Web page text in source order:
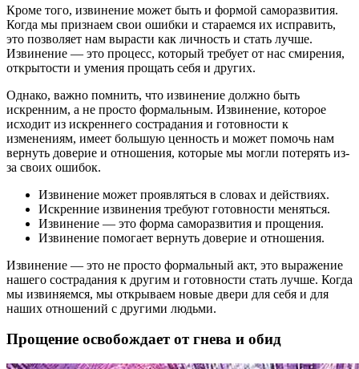
Кроме того, извинение может быть и формой саморазвития.
Когда мы признаем свои ошибки и стараемся их исправить,
это позволяет нам вырасти как личность и стать лучше.
Извинение — это процесс, который требует от нас смирения,
открытости и умения прощать себя и других.
Однако, важно помнить, что извинение должно быть
искренним, а не просто формальным. Извинение, которое
исходит из искреннего сострадания и готовности к
изменениям, имеет большую ценность и может помочь нам
вернуть доверие и отношения, которые мы могли потерять из-
за своих ошибок.
Извинение может проявляться в словах и действиях.
Искренние извинения требуют готовности меняться.
Извинение — это форма саморазвития и прощения.
Извинение помогает вернуть доверие и отношения.
Извинение — это не просто формальный акт, это выражение
нашего сострадания к другим и готовности стать лучше. Когда
мы извиняемся, мы открываем новые двери для себя и для
наших отношений с другими людьми.
Прощение освобождает от гнева и обид